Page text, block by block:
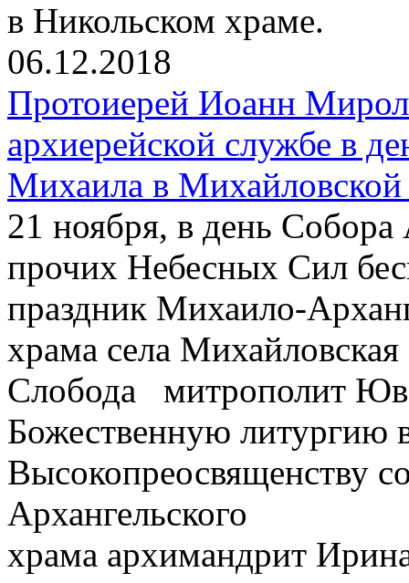
в Никольском храме.
06.12.2018
Протоиерей Иоанн
архиерейской службе в
Михаила в
21 ноября, в день
прочих Небесных Сил
праздник Михаило-
храма села Михайловская
Слобода митрополит
Божественную литургию
Высокопреосвященству
Архангельского
храма архимандрит